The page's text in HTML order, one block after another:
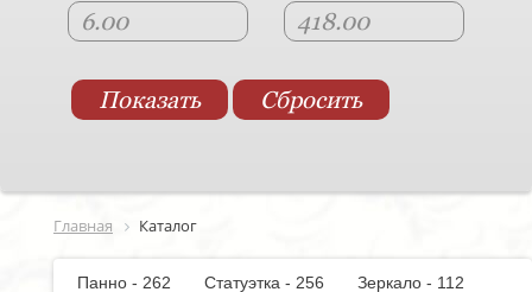
Главная Каталог
Панно - 262 Статуэтка - 256
Зеркало - 112